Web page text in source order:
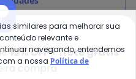
com a nossa Política
12% OFF + frete grátis
compra
similares para melhorar sua
relevante e
navegando, entendemos
a nossa Política de